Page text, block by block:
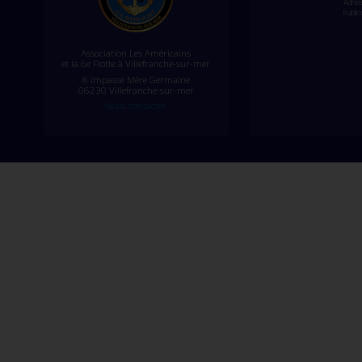
Association Les Américains
et la 6e Flotte à Villefranche-sur-mer
8 impasse Mère Germaine
06230 Villefranche-sur-mer